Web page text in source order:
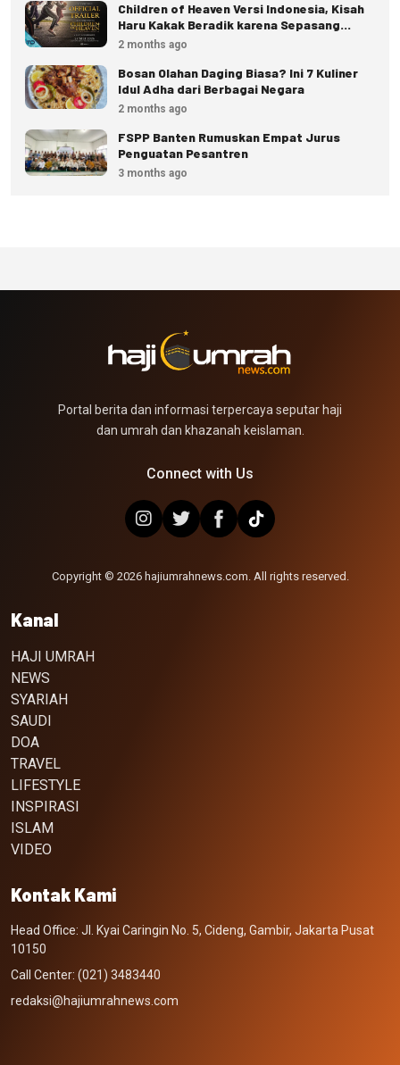
Children of Heaven Versi Indonesia, Kisah
Haru Kakak Beradik karena Sepasang
Sepatu
2 months ago
Bosan Olahan Daging Biasa? Ini 7 Kuliner
Idul Adha dari Berbagai Negara
2 months ago
FSPP Banten Rumuskan Empat Jurus
Penguatan Pesantren
3 months ago
Portal berita dan informasi terpercaya seputar haji
dan umrah dan khazanah keislaman.
Connect with Us
Copyright © 2026 hajiumrahnews.com. All rights reserved.
Kanal
HAJI UMRAH
NEWS
SYARIAH
SAUDI
DOA
TRAVEL
LIFESTYLE
INSPIRASI
ISLAM
VIDEO
Kontak Kami
Head Office: Jl. Kyai Caringin No. 5, Cideng, Gambir, Jakarta Pusat
10150
Call Center: (021) 3483440
redaksi@hajiumrahnews.com